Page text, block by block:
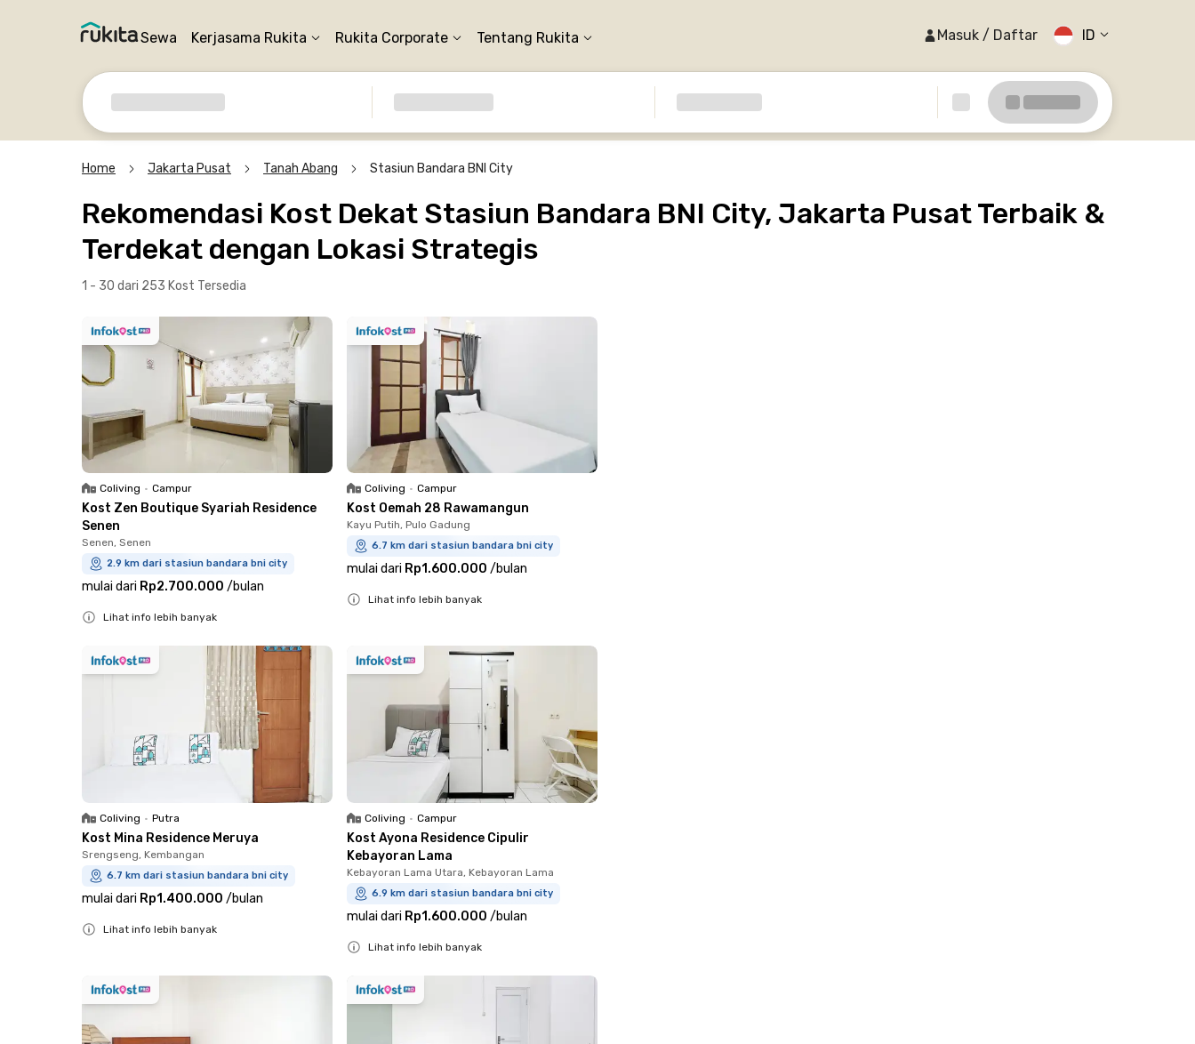
Sewa Kerjasama Rukita Rukita Corporate Tentang Rukita Masuk / Daftar ID
Home Jakarta Pusat Tanah Abang Stasiun Bandara BNI City
Rekomendasi Kost Dekat Stasiun Bandara BNI City, Jakarta Pusat Terbaik &
Terdekat dengan Lokasi Strategis
1 - 30 dari 253 Kost Tersedia
Coliving • Campur
Kost Zen Boutique Syariah Residence
Senen
Senen, Senen
2.9 km dari stasiun bandara bni city
mulai dari Rp2.700.000 /bulan
Lihat info lebih banyak
Coliving • Campur
Kost Oemah 28 Rawamangun
Kayu Putih, Pulo Gadung
6.7 km dari stasiun bandara bni city
mulai dari Rp1.600.000 /bulan
Lihat info lebih banyak
Coliving • Putra
Kost Mina Residence Meruya
Srengseng, Kembangan
6.7 km dari stasiun bandara bni city
mulai dari Rp1.400.000 /bulan
Lihat info lebih banyak
Coliving • Campur
Kost Ayona Residence Cipulir
Kebayoran Lama
Kebayoran Lama Utara, Kebayoran Lama
6.9 km dari stasiun bandara bni city
mulai dari Rp1.600.000 /bulan
Lihat info lebih banyak